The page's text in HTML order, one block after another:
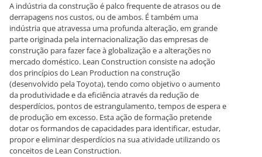
A indústria da construção é palco frequente de atrasos ou de
derrapagens nos custos, ou de ambos. É também uma
indústria que atravessa uma profunda alteração, em grande
parte originada pela internacionalização das empresas de
construção para fazer face à globalização e a alterações no
mercado doméstico. Lean Construction consiste na adoção
dos princípios do Lean Production na construção
(desenvolvido pela Toyota), tendo como objetivo o aumento
da produtividade e da eficiência através da redução de
desperdícios, pontos de estrangulamento, tempos de espera e
de produção em excesso. Esta ação de formação pretende
dotar os formandos de capacidades para identificar, estudar,
propor e eliminar desperdícios na sua atividade utilizando os
conceitos de Lean Construction.